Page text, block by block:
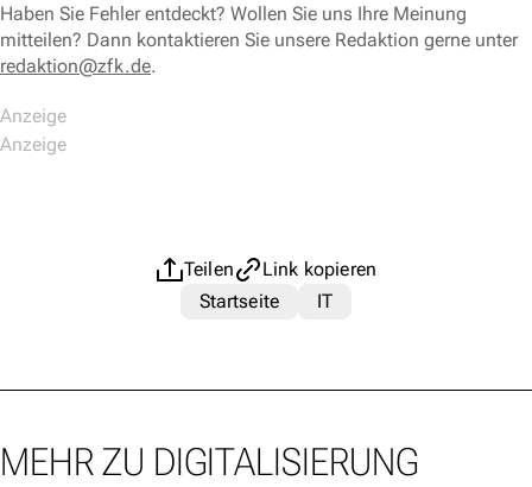
Haben Sie Fehler entdeckt? Wollen Sie uns Ihre Meinung
mitteilen? Dann kontaktieren Sie unsere Redaktion gerne unter
redaktion@zfk.de.
Teilen
Link kopieren
Startseite
IT
MEHR ZU DIGITALISIERUNG